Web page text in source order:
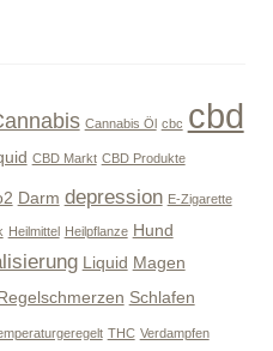
Cannabis Öl cbc cbd
CBD Markt CBD Produkte
Darm depression E-Zigarette
Heilmittel Heilpflanze Hund
Liquid Magen
Schlafen
THC Verdampfen